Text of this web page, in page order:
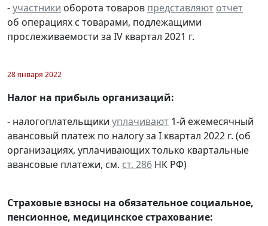
-участники оборота товаров представляют отчет
об операциях с товарами, подлежащими
прослеживаемости за IV квартал 2021 г.
28 января 2022
Налог на прибыль организаций:
- налогоплательщики уплачивают 1-й ежемесячный
авансовый платеж по налогу за I квартал 2022 г. (об
организациях, уплачивающих только квартальные
авансовые платежи, см. ст. 286 НК РФ)
Страховые взносы на обязательное социальное,
пенсионное, медицинское страхование: